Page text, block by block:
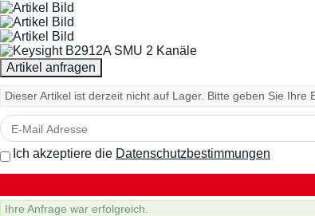
Dieser Artikel ist derzeit nicht auf Lager. Bitte geben Sie
Ich akzeptiere die Datenschutzbestimmungen
Ihre Anfrage war erfolgreich.